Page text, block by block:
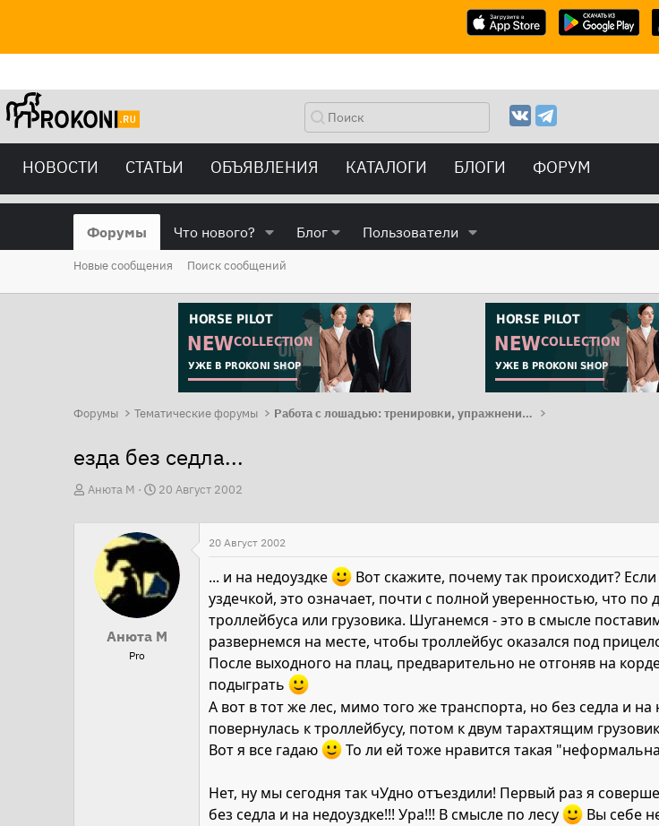
НОВОСТИ СТАТЬИ ОБЪЯВЛЕНИЯ КАТАЛОГИ БЛОГИ ФОРУМ
Форумы Что нового? Блог Пользователи
Новые сообщения Поиск сообщений
Форумы Тематические форумы Работа с лошадью: тренировки, упражнения, лайфхаки
езда без седла...
А
Анюта М
Д
н
а
ч
а
20 Август 2002
Анюта М
Pro
20 Август 2002
... и на недоуздке
Вот скажите, почему так происходит?
уздечкой, это означает, почти с полной уверенностью, что
троллейбуса или грузовика. Шуганемся - это в смысле
развернемся на месте, чтобы троллейбус оказался под
После выходного на плац, предварительно не отгоняв на
подыграть
А вот в тот же лес, мимо того же транспорта, но без седла и
повернулась к троллейбусу, потом к двум тарахтящим
Вот я все гадаю
То ли ей тоже нравится такая
Нет, ну мы сегодня так чУдно отъездили! Первый раз я
без седла и на недоуздке!!! Ура!!! В смысле по лесу
Вы себе